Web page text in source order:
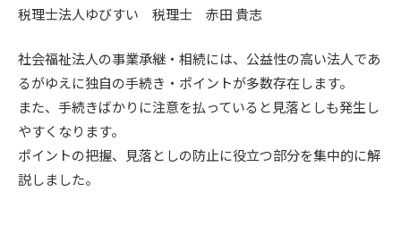
税理士法人ゆびすい 税理士 赤田 貴志
社会福祉法人の事業承継・相続には、公益性の高い法人であ
るがゆえに独自の手続き・ポイントが多数存在します。
また、手続きばかりに注意を払っていると見落としも発生し
やすくなります。
ポイントの把握、見落としの防止に役立つ部分を集中的に解
説しました。